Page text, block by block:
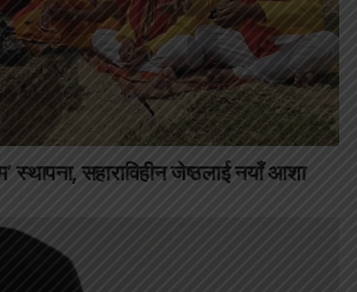
स्थापना, सहाराविहीन जेष्ठलाई नयाँ आशा